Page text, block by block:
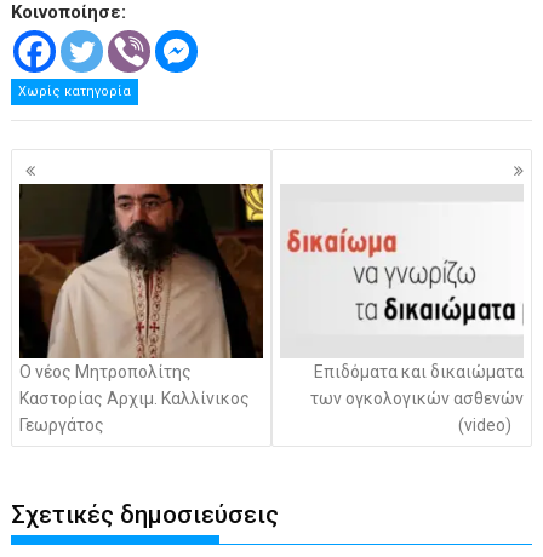
Κοινοποίησε:
Χωρίς κατηγορία
Πλοήγηση
άρθρων
Ο νέος Μητροπολίτης
Καστορίας Αρχιμ. Καλλίνικος
Γεωργάτος
Επιδόματα και δικαιώματα
των ογκολογικών ασθενών
(video)
Σχετικές δημοσιεύσεις